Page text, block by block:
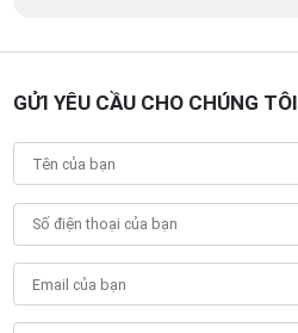
GỬI YÊU CẦU CHO CHÚNG TÔI